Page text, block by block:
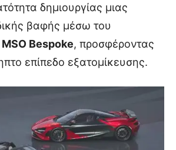
δημιουργίας μιας
βαφής μέσω του
MSO Bespoke, προσφέροντας
επίπεδο εξατομίκευσης.